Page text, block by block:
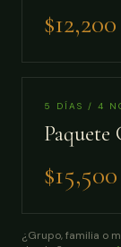
$12,200
5 DÍAS / 4
Paquete
$15,500
¿Grupo, familia o